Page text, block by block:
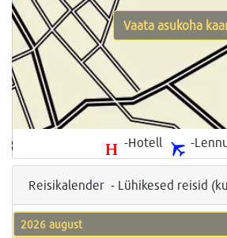
-Hotell -
Vaata asukoha
Reisikalender - Lühikesed reisid
2026 august